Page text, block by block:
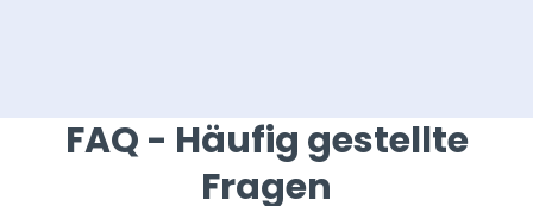
FAQ - Häufig gestellte
Fragen